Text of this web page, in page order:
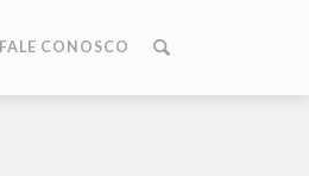
FALE CONOSCO